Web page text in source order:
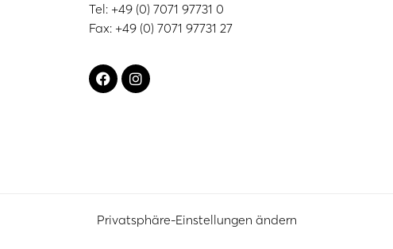
Tel: +49 (0) 7071 97731 0
Fax: +49 (0) 7071 97731 27
Privatsphäre-Einstellungen ändern